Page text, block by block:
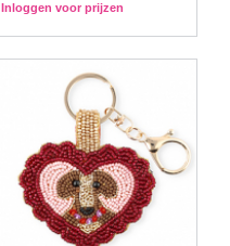
Inloggen voor prijzen